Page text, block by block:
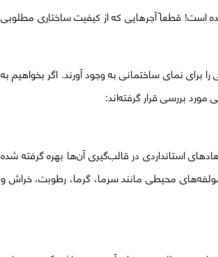
است! قطعاً آجرهایی که از کیفیت ساختاری مطلوبی
برای نمای ساختمانی به وجود آورند. اگر بخواهیم به
استانداردی در قالب‌گیری آن‌ها بهره گرفته شده
محیطی مانند سرما، گرما، رطوبت، خراش و